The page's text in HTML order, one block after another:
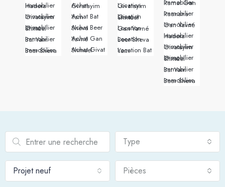
Immobilier Hadera
Immobilier Givatayim
Immobilier Givat Shmuel
Immobilier Bat Yam
Immobilier Beer Sheva
Achat Givatayim
Achat Bat Yam
Achat Beer Sheva
Achat Gan Yavné
Achat Givat Shmuel
Location Givatayim
Location Givat Shmuel
Location Gan Yavné
Location Beer Sheva
Location Bat Yam
Immobilier Ramat Gan
Immobilier Raanana
Immobilier Gan Yavné
Immobilier Hadera
Immobilier Givatayim
Immobilier Givat Shmuel
Immobilier Bat Yam
Immobilier Beer Sheva
Type
Projet neuf Pièces